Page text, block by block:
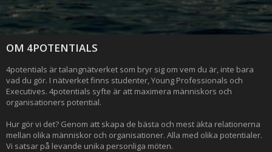
OM 4POTENTIALS
4potentials är talangnätverket som bryr sig om vem du är, inte bara
vad du gör. I nätverket finns studenter, Young Professionals och
Executives. 4potentials syfte är att maximera människors och
organisationers potential.
Hur gör vi det? Genom att skapa de bästa och mest äkta relationerna
mellan olika människor och organisationer. Alla med olika potentialer.
Vi satsar på levande unika personliga möten.